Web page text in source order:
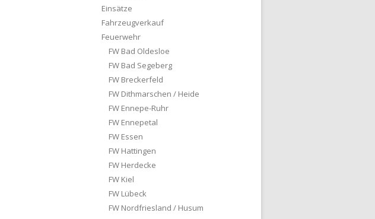
Einsätze
Fahrzeugverkauf
Feuerwehr
FW Bad Oldesloe
FW Bad Segeberg
FW Breckerfeld
FW Dithmarschen / Heide
FW Ennepe-Ruhr
FW Ennepetal
FW Essen
FW Hattingen
FW Herdecke
FW Kiel
FW Lübeck
FW Nordfriesland / Husum